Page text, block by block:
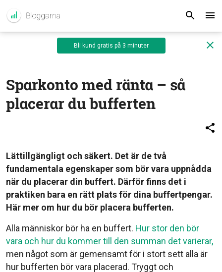
Bli kund gratis på 3 minuter
Sparkonto med ränta – så
placerar du bufferten
Lättillgängligt och säkert. Det är de två
fundamentala egenskaper som bör vara uppnådda
när du placerar din buffert. Därför finns det i
praktiken bara en rätt plats för dina buffertpengar.
Här mer om hur du bör placera bufferten.
Alla människor bör ha en buffert. Hur stor den bör
vara och hur du kommer till den summan det varierar,
men något som är gemensamt för i stort sett alla är
hur bufferten bör vara placerad. Tryggt och